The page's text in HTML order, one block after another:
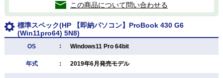
この商品について問い合わせる
標準スペック(HP 【即納パソコン】ProBook 430 G6
(Win11pro64) 5N8)
OS ： Windows11 Pro 64bit
年式 ： 2019年6月発売モデル